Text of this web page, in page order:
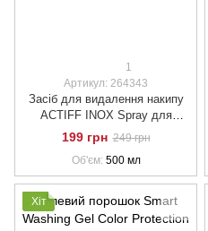
1
Артикул: 264343
Засіб для видалення накипу
ACTIFF INOX Spray для
нержавіючих поверхонь, 500
199 грн 249 грн
Об'єм 500 мл
Хіт